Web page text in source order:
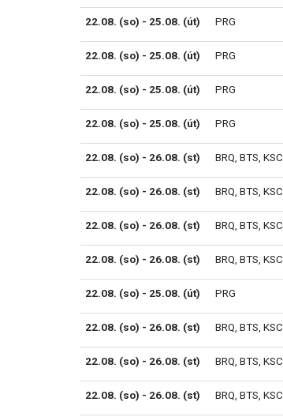
22.08. (so) - 25.08. (út) PRG
22.08. (so) - 25.08. (út) PRG
22.08. (so) - 25.08. (út) PRG
22.08. (so) - 25.08. (út) PRG
22.08. (so) - 26.08. (st) BRQ, BTS, KSC
22.08. (so) - 26.08. (st) BRQ, BTS, KSC
22.08. (so) - 26.08. (st) BRQ, BTS, KSC
22.08. (so) - 26.08. (st) BRQ, BTS, KSC
22.08. (so) - 25.08. (út) PRG
22.08. (so) - 26.08. (st) BRQ, BTS, KSC
22.08. (so) - 26.08. (st) BRQ, BTS, KSC
22.08. (so) - 26.08. (st) BRQ, BTS, KSC